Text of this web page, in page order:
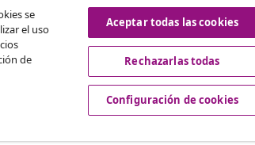
Aviso legal
Seguridad
Persona
Política de
Información
se
el uso
de
Aceptar todas las cookies
Rechazarlas todas
Configuración de cookies